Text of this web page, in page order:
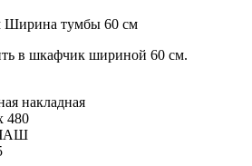
Ширина тумбы 60 см
в шкафчик шириной 60 см.
накладная
480